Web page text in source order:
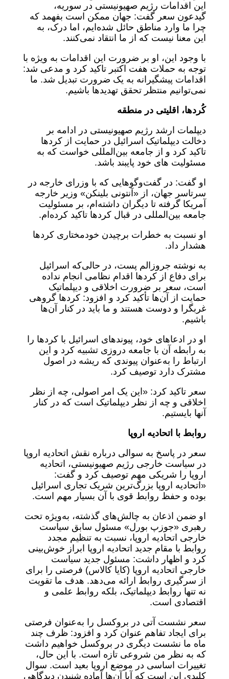
این اقدامات رژیم صهیونیستی در سوریه،
گیدعون سعر گفت: جهان ممکن است بفهمد که
چرا ما وارد مناطق حائل شده‌ایم، اما درک، به
این معنا نیست که از ما انتقاد نمی‌کنند.
با وجود این، او بر ضرورت این اقدامات به ویژه با
توجه به حملات هفت اکتبر تاکید کرد و مدعی شد:
اقدامات پیشگیرانه به یک ضرورت تبدیل شد. ما
نمی‌توانیم منتظر تحقق تهدیدها باشیم.
کُردها، اقلیتی در منطقه
دیپلمات ارشد رژیم صهیونیستی در ادامه بر
دخالت دیپلماتیک اسرائیل در حمایت از کردها
تاکید کرد و از جامعه بین‌المللی خواست که به
مسئولیت های خود پایبند باشد.
او گفت: در گفت‌وگوهایی که با وزرای خارجه در
سرتاسر جهان، از «آنتونی بلینکن» وزیر خارجه
آمریکا گرفته تا دیگران داشته‌ام، بر مسئولیت
جامعه بین‌المللی در قبال کردها تاکید کرده‌ام.
او نسبت به خطرات برچیدن خودمختاری کردها
هشدار داد.
به نوشته جروزالم پست، در حالی‌که اسرائیل
برای دفاع از کردها اقدام نظامی انجام نداده
است، سعر بر ضرورت اخلاقی و دیپلماتیک
حمایت از آن‌ها تأکید کرد و افزود: کردها گروهی
غربگرا و دوست هستند و ما باید در کنار آن‌ها
باشیم.
او در ادعاهای خود، پیوندهای اسرائیل با کردها را
به رابطه آن با جامعه دروزی تشبیه کرد و این
ارتباط را به‌عنوان پیوندی که ریشه در اصول
مشترک دارد توصیف کرد.
سعر تاکید کرد: «این یک امر اصولی، چه از نظر
اخلاقی و چه از نظر دیپلماتیک است که در کنار
آنها بایستیم.
روابط با اتحادیه اروپا
سعر در پاسخ به سوالی درباره نقش اتحادیه اروپا
در سیاست خارجی رژیم صهیونیستی، اتحادیه
اروپا را شریکی مهم توصیف کرد و گفت:
«اتحادیه اروپا بزرگ‌ترین شریک تجاری اسرائیل
بوده و حفظ روابط قوی با آن بسیار مهم است.
او ضمن اذعان به چالش‌های گذشته، به‌ویژه تحت
رهبری «جوزپ بورل» مسئول سابق سیاست
خارجی اتحادیه اروپا، نسبت به تنظیم مجدد
روابط با مقام جدید اتحادیه اروپا ابراز خوش‌بینی
کرد و اظهار داشت: مسئول جدید سیاست
خارجی اتحادیه اروپا (کایا کالاس) فرصتی را برای
از سرگیری روابط ارائه می‌دهد. هدف ما تقویت
نه تنها روابط دیپلماتیک، بلکه روابط علمی و
اقتصادی است.
سعر نشست آتی در بروکسل را به‌عنوان فرصتی
برای ایجاد تفاهم عنوان کرد و افزود: ظرف چند
ماه ما نشست دیگری در بروکسل خواهیم داشت
که به نظر من شروعی تازه است. با این حال،
تغییرات اساسی در موضع اروپا بعید است. سوال
کلیدی این است که آیا آن‌ها آماده شنیدن دیدگاهی